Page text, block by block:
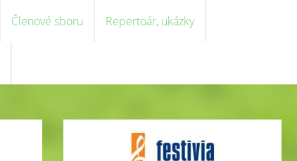
Členové sboru Repertoár, ukázky